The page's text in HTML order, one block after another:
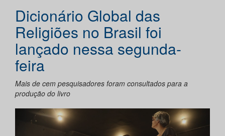
Dicionário Global das
Religiões no Brasil foi
lançado nessa segunda-
feira
Mais de cem pesquisadores foram consultados para a
produção do livro